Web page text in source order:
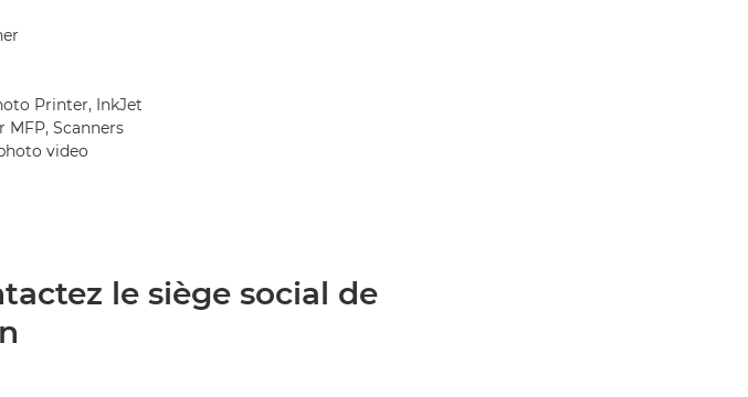
Printer, InkJet
MFP, Scanners
video
le siège social de